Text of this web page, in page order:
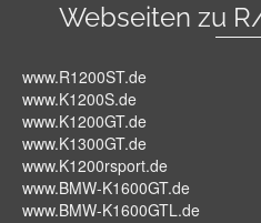
Webseiten zu
www.R1200ST.de
www.K1200S.de
www.K1200GT.de
www.K1300GT.de
www.K1200rsport.de
www.BMW-K1600GT.de
www.BMW-K1600GTL.de